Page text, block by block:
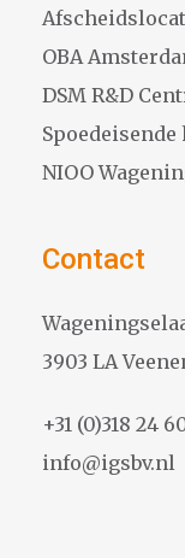
OBA
DSM R&D
NIOO
Contact
3903 LA
+31 (0)318 24
info@igsbv.nl